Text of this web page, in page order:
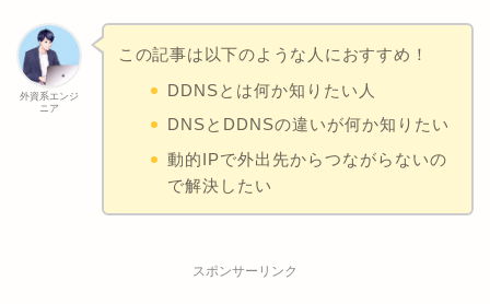
外資系エンジ
ニア
この記事は以下のような人におすすめ！
DDNSとは何か知りたい人
DNSとDDNSの違いが何か知りたい
動的IPで外出先からつながらないの
で解決したい
スポンサーリンク